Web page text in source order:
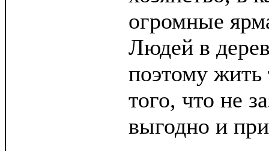
огромные
Людей в
поэтому
того, что не
выгодно и